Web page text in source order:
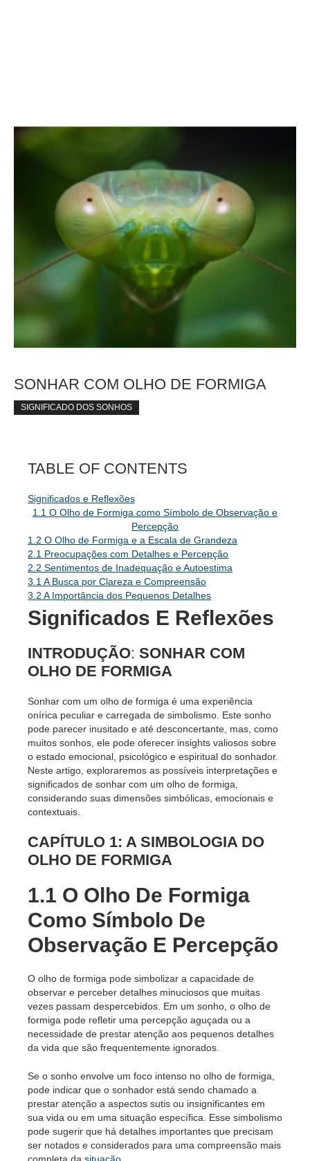
SONHAR COM OLHO DE FORMIGA
SIGNIFICADO DOS SONHOS
TABLE OF CONTENTS
Significados e Reflexões
1.1 O Olho de Formiga como Símbolo de Observação e
Percepção
1.2 O Olho de Formiga e a Escala de Grandeza
2.1 Preocupações com Detalhes e Percepção
2.2 Sentimentos de Inadequação e Autoestima
3.1 A Busca por Clareza e Compreensão
3.2 A Importância dos Pequenos Detalhes
Significados E Reflexões
INTRODUÇÃO: SONHAR COM
OLHO DE FORMIGA
Sonhar com um olho de formiga é uma experiência
onírica peculiar e carregada de simbolismo. Este sonho
pode parecer inusitado e até desconcertante, mas, como
muitos sonhos, ele pode oferecer insights valiosos sobre
o estado emocional, psicológico e espiritual do sonhador.
Neste artigo, exploraremos as possíveis interpretações e
significados de sonhar com um olho de formiga,
considerando suas dimensões simbólicas, emocionais e
contextuais.
CAPÍTULO 1: A SIMBOLOGIA DO
OLHO DE FORMIGA
1.1 O Olho De Formiga
Como Símbolo De
Observação E Percepção
O olho de formiga pode simbolizar a capacidade de
observar e perceber detalhes minuciosos que muitas
vezes passam despercebidos. Em um sonho, o olho de
formiga pode refletir uma percepção aguçada ou a
necessidade de prestar atenção aos pequenos detalhes
da vida que são frequentemente ignorados.
Se o sonho envolve um foco intenso no olho de formiga,
pode indicar que o sonhador está sendo chamado a
prestar atenção a aspectos sutis ou insignificantes em
sua vida ou em uma situação específica. Esse simbolismo
pode sugerir que há detalhes importantes que precisam
ser notados e considerados para uma compreensão mais